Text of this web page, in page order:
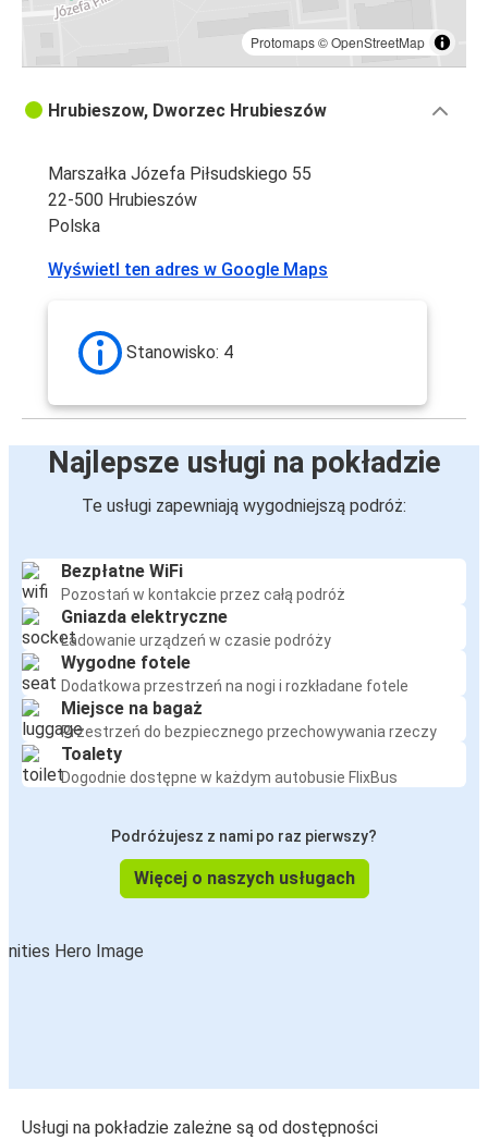
Protomaps©OpenStreetMap
Hrubieszow, Dworzec Hrubieszów
Marszałka Józefa Piłsudskiego 55
22-500 Hrubieszów
Polska
Wyświetl ten adres w Google Maps
Stanowisko: 4
Najlepsze usługi na pokładzie
Te usługi zapewniają wygodniejszą podróż:
Bezpłatne WiFi
Pozostań w kontakcie przez całą podróż
Gniazda elektryczne
Ładowanie urządzeń w czasie podróży
Wygodne fotele
Dodatkowa przestrzeń na nogi i rozkładane fotele
Miejsce na bagaż
Przestrzeń do bezpiecznego przechowywania rzeczy
Toalety
Dogodnie dostępne w każdym autobusie FlixBus
Podróżujesz z nami po raz pierwszy?
Więcej o naszych usługach
Usługi na pokładzie zależne są od dostępności